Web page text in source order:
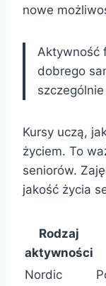
nowe
Aktywność
dobrego
Kursy uczą,
życiem. To
seniorów.
jakość życia
Rodzaj
aktywności
Nordic